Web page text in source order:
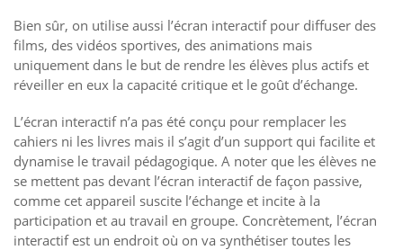
Bien sûr, on utilise aussi l’écran interactif pour diffuser des
films, des vidéos sportives, des animations mais
uniquement dans le but de rendre les élèves plus actifs et
réveiller en eux la capacité critique et le goût d’échange.
L’écran interactif n’a pas été conçu pour remplacer les
cahiers ni les livres mais il s’agit d’un support qui facilite et
dynamise le travail pédagogique. A noter que les élèves ne
se mettent pas devant l’écran interactif de façon passive,
comme cet appareil suscite l’échange et incite à la
participation et au travail en groupe. Concrètement, l’écran
interactif est un endroit où on va synthétiser toutes les